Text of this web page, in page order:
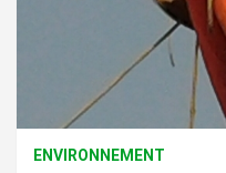
ENVIRONNEMENT